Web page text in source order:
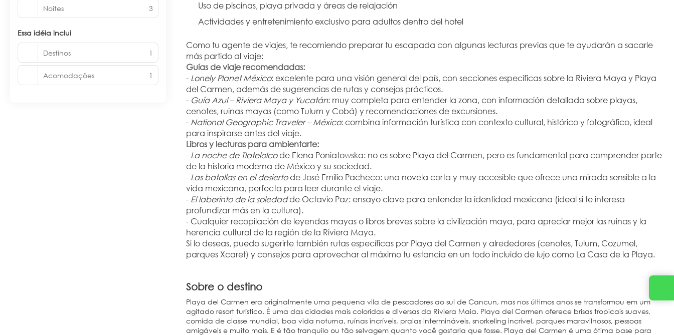
Uso de piscinas, playa privada y áreas de relajación
Actividades y entretenimiento exclusivo para adultos dentro del hotel
Como tu agente de viajes, te recomiendo preparar tu escapada con algunas lecturas previas que te ayudarán a sacarle
más partido al viaje:
Guías de viaje recomendadas:
- Lonely Planet México: excelente para una visión general del país, con secciones específicas sobre la Riviera Maya y Playa
del Carmen, además de sugerencias de rutas y consejos prácticos.
- Guía Azul – Riviera Maya y Yucatán: muy completa para entender la zona, con información detallada sobre playas,
cenotes, ruinas mayas (como Tulum y Cobá) y recomendaciones de excursiones.
- National Geographic Traveler – México: combina información turística con contexto cultural, histórico y fotográfico, ideal
para inspirarse antes del viaje.
Libros y lecturas para ambientarte:
- La noche de Tlatelolco de Elena Poniatowska: no es sobre Playa del Carmen, pero es fundamental para comprender parte
de la historia moderna de México y su sociedad.
- Las batallas en el desierto de José Emilio Pacheco: una novela corta y muy accesible que ofrece una mirada sensible a la
vida mexicana, perfecta para leer durante el viaje.
- El laberinto de la soledad de Octavio Paz: ensayo clave para entender la identidad mexicana (ideal si te interesa
profundizar más en la cultura).
- Cualquier recopilación de leyendas mayas o libros breves sobre la civilización maya, para apreciar mejor las ruinas y la
herencia cultural de la región de la Riviera Maya.
Si lo deseas, puedo sugerirte también rutas específicas por Playa del Carmen y alrededores (cenotes, Tulum, Cozumel,
parques Xcaret) y consejos para aprovechar al máximo tu estancia en un todo incluido de lujo como La Casa de la Playa.
Sobre o destino
Playa del Carmen era originalmente uma pequena vila de pescadores ao sul de Cancun, mas nos últimos anos se transformou em um
agitado resort turístico. É uma das cidades mais coloridas e diversas da Riviera Maia. Playa del Carmen oferece brisas tropicais suaves,
comida de classe mundial, boa vida noturna, ruínas incríveis, praias intermináveis, snorkeling incrível, parques maravilhosos, pessoas
amigáveis e muito mais. E é tão tranquilo ou tão selvagem quanto você gostaria que fosse. Playa del Carmen é uma ótima base para
Noites 3
Essa idéia inclui
Destinos 1
Acomodações 1